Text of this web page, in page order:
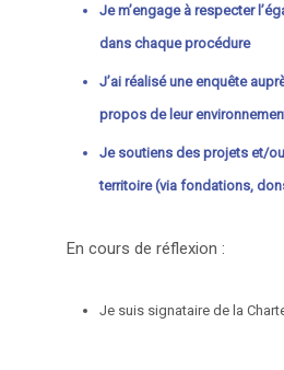
Je m’engage à respecter
dans chaque procédure
J’ai réalisé une enquête
propos de leur
Je soutiens des projets et/
territoire (via fondations,
En cours de réflexion :
Je suis signataire de la